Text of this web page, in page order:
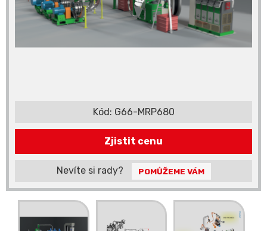
Kód: G66-MRP680
Zjistit cenu
Nevíte si rady? POMŮŽEME VÁM